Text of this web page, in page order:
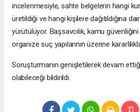
incelenmesiyle, sahte belgelerin hangi
üretildiği ve hangi kişilere dağıtıldığına
yürütülüyor. Başsavcılık, kamu
organize suç yapılarının üzerine
Soruşturmanın genişletilerek devam
olabileceği bildirildi.